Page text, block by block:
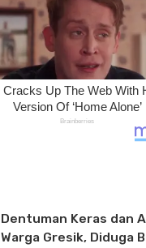
Dentuman Keras dan
Warga Gresik, Diduga